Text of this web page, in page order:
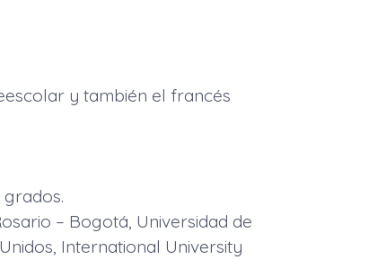
y también el francés
– Bogotá, Universidad de
International University